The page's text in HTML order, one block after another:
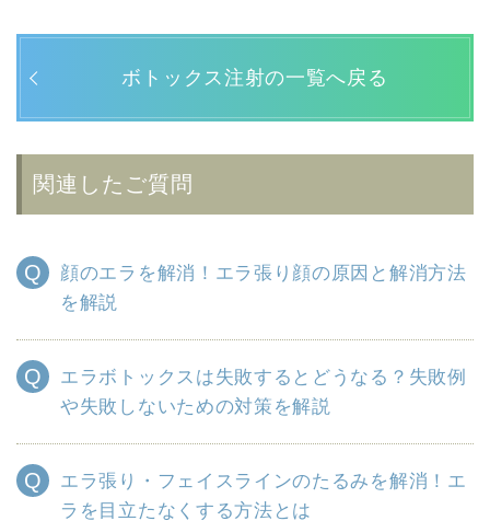
ボトックス注射の一覧へ戻る
関連したご質問
顔のエラを解消！エラ張り顔の原因と解消方法
を解説
エラボトックスは失敗するとどうなる？失敗例
や失敗しないための対策を解説
エラ張り・フェイスラインのたるみを解消！エ
ラを目立たなくする方法とは